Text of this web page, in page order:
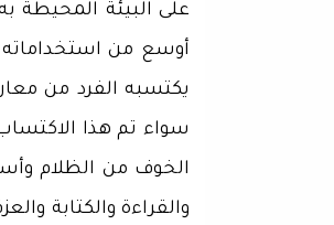
على البيئة المحيطة
أوسع من
يكتسبه الفرد من
سواء تم هذا
الخوف من الظلام
والقراءة والكتابة